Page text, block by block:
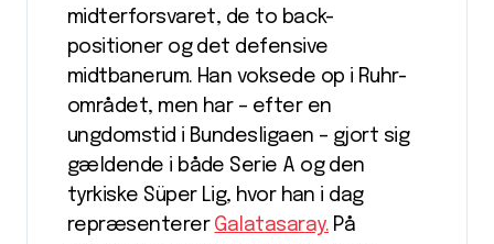
midterforsvaret, de to back-
positioner og det defensive
midtbanerum. Han voksede op i Ruhr-
området, men har – efter en
ungdomstid i Bundesligaen – gjort sig
gældende i både Serie A og den
tyrkiske Süper Lig, hvor han i dag
repræsenterer Galatasaray.På